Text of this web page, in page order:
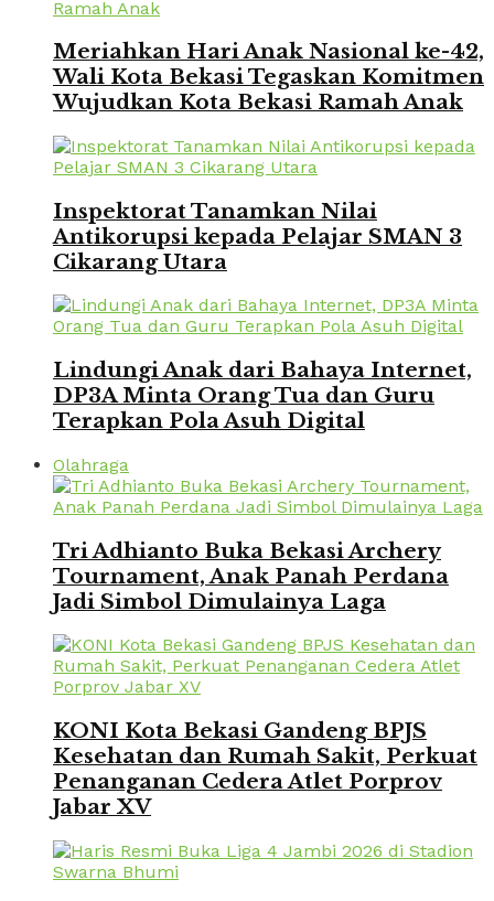
Meriahkan Hari Anak Nasional ke-42,
Wali Kota Bekasi Tegaskan Komitmen
Wujudkan Kota Bekasi Ramah Anak
Inspektorat Tanamkan Nilai
Antikorupsi kepada Pelajar SMAN 3
Cikarang Utara
Lindungi Anak dari Bahaya Internet,
DP3A Minta Orang Tua dan Guru
Terapkan Pola Asuh Digital
Olahraga
Tri Adhianto Buka Bekasi Archery
Tournament, Anak Panah Perdana
Jadi Simbol Dimulainya Laga
KONI Kota Bekasi Gandeng BPJS
Kesehatan dan Rumah Sakit, Perkuat
Penanganan Cedera Atlet Porprov
Jabar XV